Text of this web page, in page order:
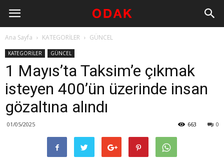
Ana Sayfa KATEGORİLER GÜNCEL
KATEGORİLER GÜNCEL
1 Mayıs’ta Taksim’e çıkmak
isteyen 400’ün üzerinde insan
gözaltına alındı
01/05/2025 0
663